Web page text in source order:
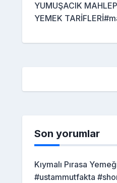
YUMUŞACIK
YEMEK
Son yorumlar
Kıymalı Pırasa
#ustammutfakta